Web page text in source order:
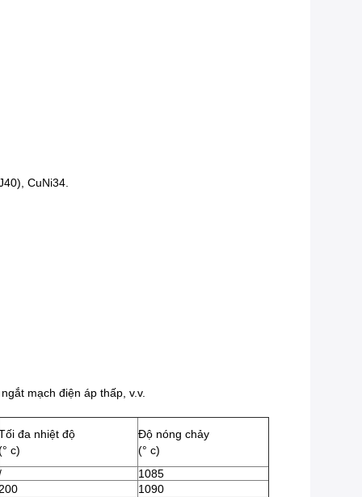
CuNi34.
mạch điện áp thấp, v.v.
đa nhiệt độ
c)
Độ nóng chảy
(° c)
1085
200
1090